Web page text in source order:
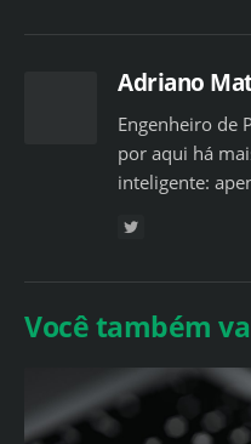
Adriano
Engenheiro de
por aqui há
inteligente:
Você também